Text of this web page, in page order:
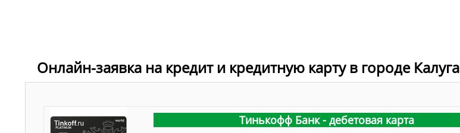
Онлайн-заявка на кредит и кредитную карту в городе Калуга
Тинькофф Банк - дебетовая карта